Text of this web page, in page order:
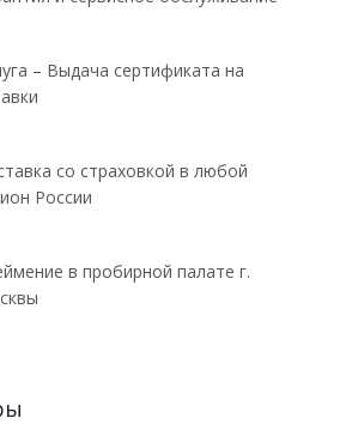
– Выдача сертификата на
со страховкой в любой
России
в пробирной палате г.